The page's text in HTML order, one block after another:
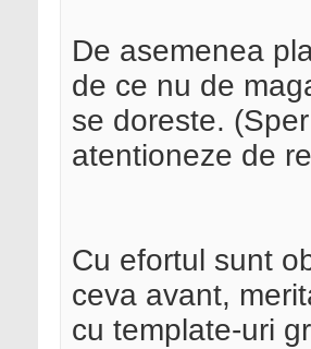
De asemenea
de ce nu de
se doreste.
atentioneze de
Cu efortul sunt
ceva avant,
cu template-uri